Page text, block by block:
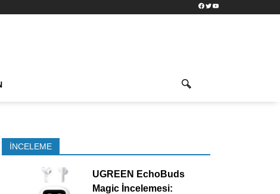
Facebook
TwitterYouTube
İNCELEME
UGREEN EchoBuds
Magic İncelemesi: